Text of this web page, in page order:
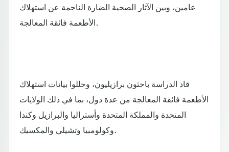
عامين، وبين الآثار الصحية الضارة الناجمة عن استهلاك
الأطعمة فائقة المعالجة.
قاد الدراسة باحثون برازيليون، وحللوا بيانات استهلاك
الأطعمة فائقة المعالجة من عدة دول، بما في ذلك الولايات
المتحدة والمملكة المتحدة وأستراليا والبرازيل وكندا
وكولومبيا وتشيلي والمكسيك.